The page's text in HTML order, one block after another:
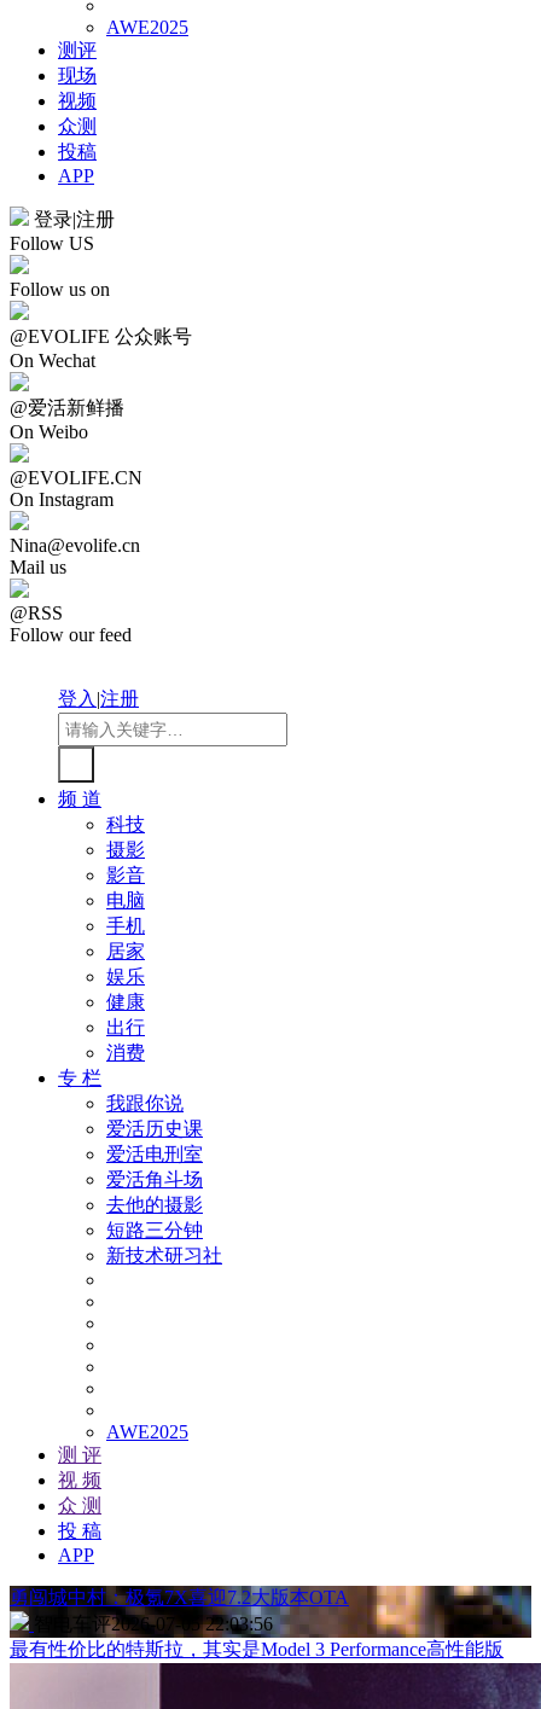
AWE2025
测评
现场
视频
众测
投稿
APP
登录|注册
Follow US
Follow us on
@EVOLIFE 公众账号
On Wechat
@爱活新鲜播
On Weibo
@EVOLIFE.CN
On Instagram
Nina@evolife.cn
Mail us
@RSS
Follow our feed
登入|注册
频 道
科技
摄影
影音
电脑
手机
居家
娱乐
健康
出行
消费
专 栏
我跟你说
爱活历史课
爱活电刑室
爱活角斗场
去他的摄影
短路三分钟
新技术研习社
AWE2025
测 评
视 频
众 测
投 稿
APP
勇闯城中村：极氪7X喜迎7.2大版本OTA
智电车评2026-07-05 22:03:56
最有性价比的特斯拉，其实是Model 3 Performance高性能版